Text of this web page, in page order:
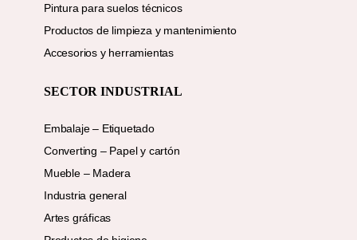
Pintura para suelos técnicos
Productos de limpieza y mantenimiento
Accesorios y herramientas
SECTOR INDUSTRIAL
Embalaje – Etiquetado
Converting – Papel y cartón
Mueble – Madera
Industria general
Artes gráficas